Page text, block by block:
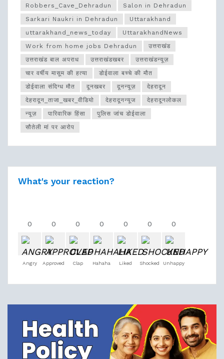
Robbers_Cave_Dehradun
Salon in Dehradun
Sarkari Naukri in Dehradun
Uttarakhand
uttarakhand_news_today
UttarakhandNews
Work from home jobs Dehradun
उत्तराखंड
उत्तराखंड बाल अपराध
उत्तराखंडखबर
उत्तराखंडन्यूज़
चार वर्षीय मासूम की हत्या
डोईवाला बच्चे की मौत
डोईवाला संदिग्ध मौत
दूनखबर दूनन्यूज़
देहरादून
देहरादून_ताजा_खबर_वीडियो
देहरादूनन्यूज
देहरादूनलोकल
न्यूज़
पारिवारिक हिंसा
पुलिस जांच डोईवाला
सौतेली मां पर आरोप
What's your reaction?
0
Angry
0
Approved
0
Clap
0
Hahaha
0
Liked
0
Shocked
0
Unhappy